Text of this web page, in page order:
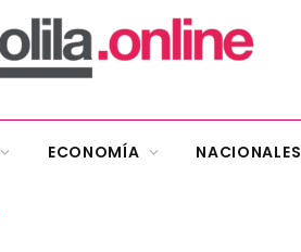
ECONOMÍA NACIONALES